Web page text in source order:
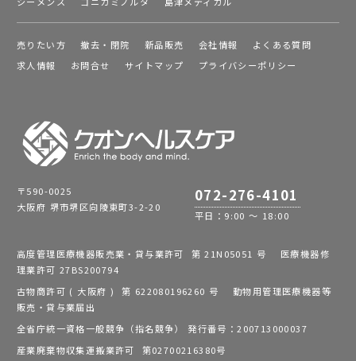
売りたい方 撤去・閉院 新品販売 会社情報
よくある質問
求人情報
お問合せ サイトマップ プライバシーポリシー
〒590-0025
大阪府 堺市堺区向陵東町3-2-20
072-276-4101
平日：9:00 ～ 18:00
高度管理医療機器販売業・貸与業許可 第 21N05051 号 医療機器修
理業許可 27BS200794
古物商許可 ( 大阪府 ) 第 622080196260 号 動物用管理医療機器等
販売・貸与業届出
全省庁統一資格一般競争（指名競争） 発行番号：200713000037
産業廃棄物収集運搬業許可 第02700216380号